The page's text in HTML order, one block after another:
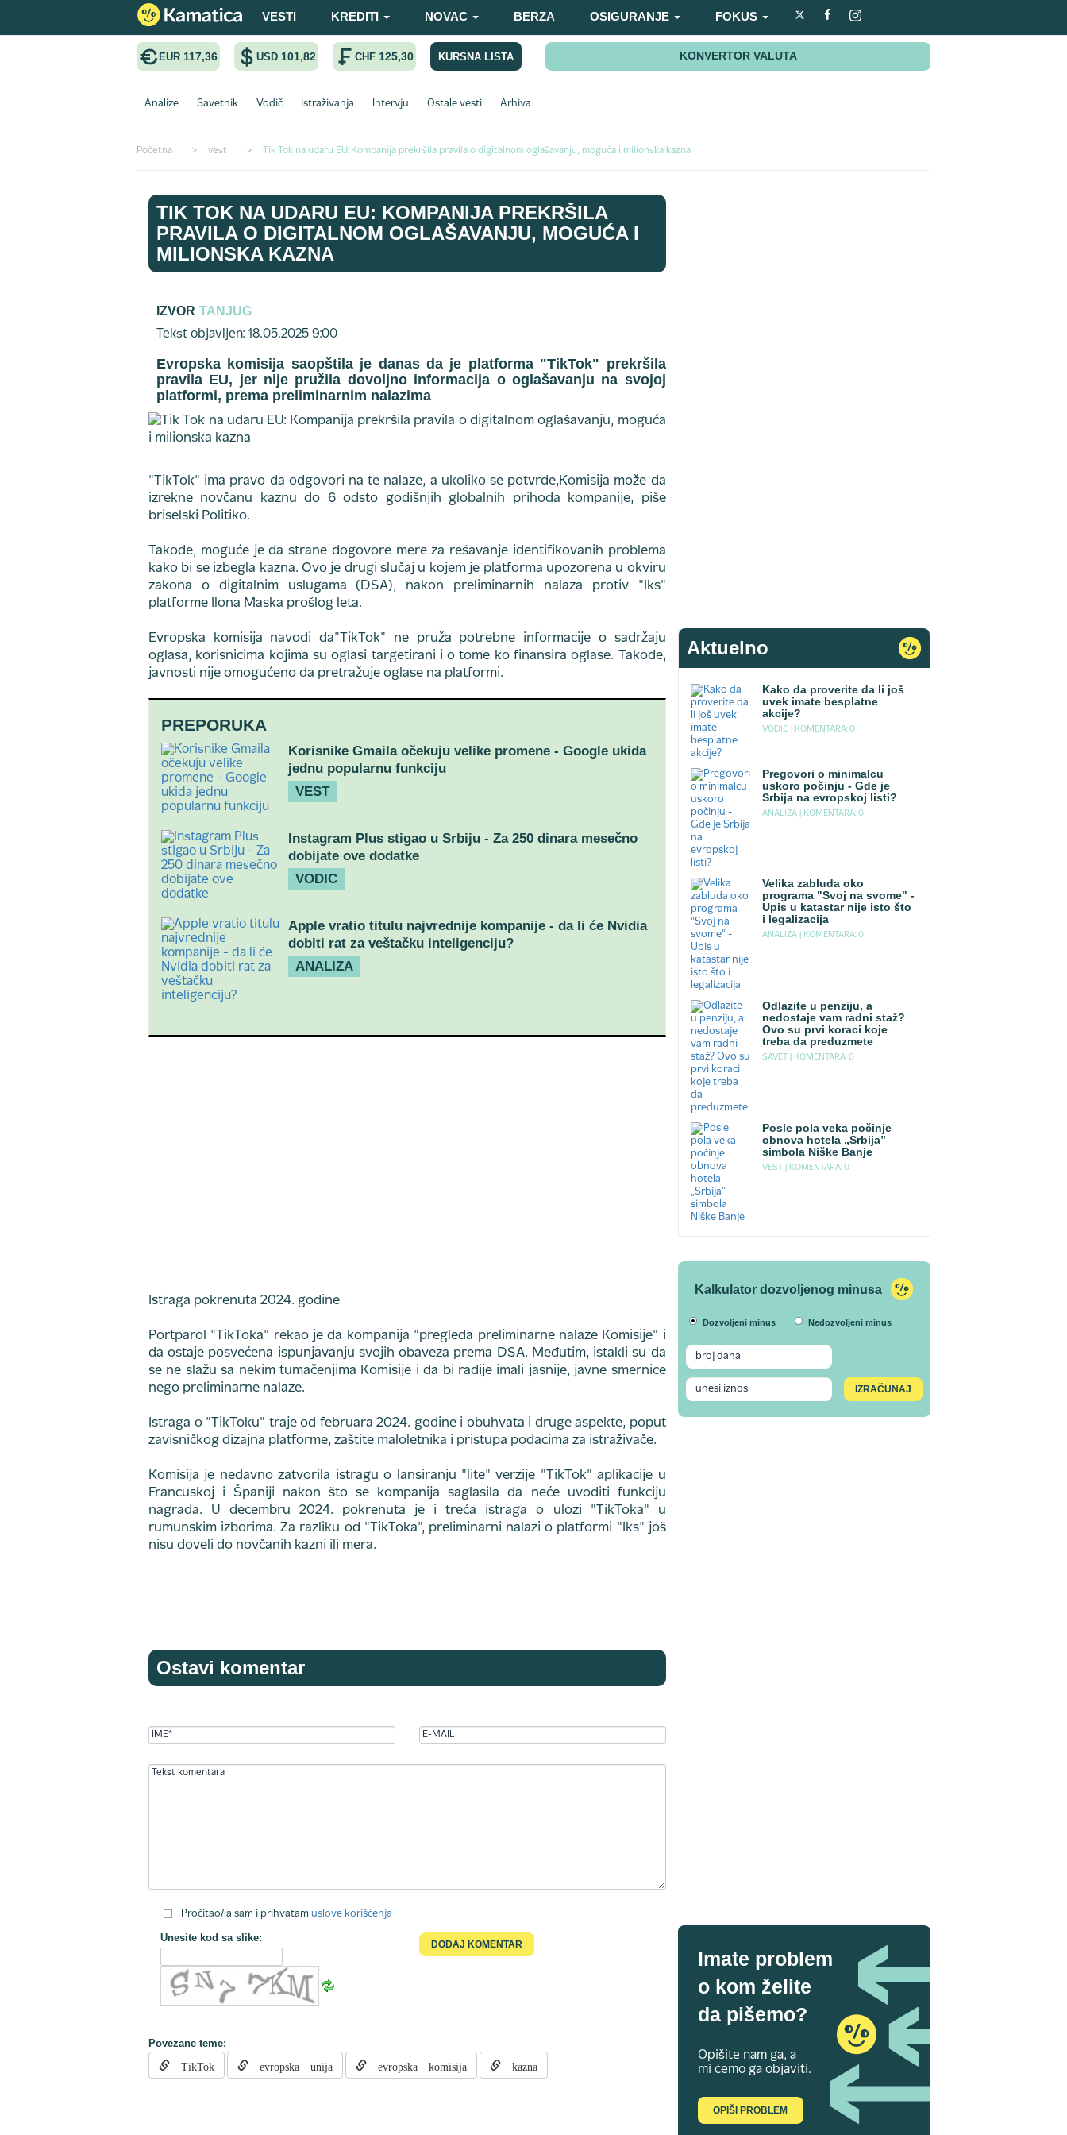
VESTI KREDITI NOVAC BERZA OSIGURANJE FOKUS
EUR 117,36 USD 101,82 CHF 125,30 KURSNA LISTA KONVERTOR VALUTA
Analize Savetnik Vodič Istraživanja Intervju Ostale vesti Arhiva
Početna > vest > Tik Tok na udaru EU: Kompanija prekršila pravila o digitalnom oglašavanju, moguća i milionska kazna
TIK TOK NA UDARU EU: KOMPANIJA PREKRŠILA
PRAVILA O DIGITALNOM OGLAŠAVANJU, MOGUĆA I
MILIONSKA KAZNA
IZVOR TANJUG
Tekst objavljen: 18.05.2025 9:00
Evropska komisija saopštila je danas da je platforma "TikTok" prekršila
pravila EU, jer nije pružila dovoljno informacija o oglašavanju na svojoj
platformi, prema preliminarnim nalazima
"TikTok" ima pravo da odgovori na te nalaze, a ukoliko se potvrde,Komisija može da
izrekne novčanu kaznu do 6 odsto godišnjih globalnih prihoda kompanije, piše
briselski Politiko.
Takođe, moguće je da strane dogovore mere za rešavanje identifikovanih problema
kako bi se izbegla kazna. Ovo je drugi slučaj u kojem je platforma upozorena u okviru
zakona o digitalnim uslugama (DSA), nakon preliminarnih nalaza protiv "Iks"
platforme Ilona Maska prošlog leta.
Evropska komisija navodi da"TikTok" ne pruža potrebne informacije o sadržaju
oglasa, korisnicima kojima su oglasi targetirani i o tome ko finansira oglase. Takođe,
javnosti nije omogućeno da pretražuje oglase na platformi.
PREPORUKA
Korisnike Gmaila očekuju velike promene - Google ukida
jednu popularnu funkciju
VEST
Instagram Plus stigao u Srbiju - Za 250 dinara mesečno
dobijate ove dodatke
VODIC
Apple vratio titulu najvrednije kompanije - da li će Nvidia
dobiti rat za veštačku inteligenciju?
ANALIZA
Istraga pokrenuta 2024. godine
Portparol "TikToka" rekao je da kompanija "pregleda preliminarne nalaze Komisije" i
da ostaje posvećena ispunjavanju svojih obaveza prema DSA. Međutim, istakli su da
se ne slažu sa nekim tumačenjima Komisije i da bi radije imali jasnije, javne smernice
nego preliminarne nalaze.
Istraga o "TikToku" traje od februara 2024. godine i obuhvata i druge aspekte, poput
zavisničkog dizajna platforme, zaštite maloletnika i pristupa podacima za istraživače.
Komisija je nedavno zatvorila istragu o lansiranju "lite" verzije "TikTok" aplikacije u
Francuskoj i Španiji nakon što se kompanija saglasila da neće uvoditi funkciju
nagrada. U decembru 2024. pokrenuta je i treća istraga o ulozi "TikToka" u
rumunskim izborima. Za razliku od "TikToka", preliminarni nalazi o platformi "Iks" još
nisu doveli do novčanih kazni ili mera.
Ostavi komentar
Pročitao/la sam i prihvatam uslove korišćenja
Unesite kod sa slike:
Povezane teme:
TikTok evropska unija evropska komisija kazna
Aktuelno
Kako da proverite da li još
uvek imate besplatne
akcije?
VODIC | KOMENTARA: 0
Pregovori o minimalcu
uskoro počinju - Gde je
Srbija na evropskoj listi?
ANALIZA | KOMENTARA: 0
Velika zabluda oko
programa "Svoj na svome" -
Upis u katastar nije isto što
i legalizacija
ANALIZA | KOMENTARA: 0
Odlazite u penziju, a
nedostaje vam radni staž?
Ovo su prvi koraci koje
treba da preduzmete
SAVET | KOMENTARA: 0
Posle pola veka počinje
obnova hotela „Srbija”
simbola Niške Banje
VEST | KOMENTARA: 0
Kalkulator dozvoljenog minusa
Dozvoljeni minus Nedozvoljeni minus
Imate problem
o kom želite
da pišemo?
Opišite nam ga, a
mi ćemo ga objaviti.
OPIŠI PROBLEM